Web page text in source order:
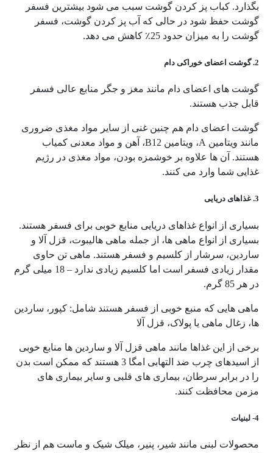
بگذارد. کباب پز کردن گوشت سبب می شود بیشترین فسفر
گوشت حفظ شود در حالی که آب پز کردن گوشت، فسفر
گوشت را به میزان حدود 25٪ کاهش می دهد.
2. گوشت اعضای خوراکی دام
گوشت های اعضای دام مانند مغز و جگر منابع عالی فسفر
قابل جذب هستند.
گوشت اعضای دام هم چنین غنی از سایر مواد مغذی ضروری
مانند ویتامین A، ویتامین B12، آهن و مواد معدنی کمیاب
هستند. آن ها علاوه بر خوشمزه بودن، مواد مغذی در رژیم
غذایی شما وارد می کنند.
3. غذاهای دریایی
بسیاری از انواع غذاهای دریایی منابع خوبی برای فسفر هستند.
بسیاری از انواع ماهی ها، از جمله ماهی هالیبوت، قزل آلا و
ساردین، ​​سرشار از کلسیم و فسفر هستند. ماهی تن حاوی
مقدار زیادی فسفر است اما کلسیم زیادی ندارد – 18 میلی گرم
در هر 85 گرم.
ماهی هایی که منبع خوبی از فسفر هستند شامل: کپور، ساردین
ها، زغال ماهی یا پولاک، قزل آلا
برخی از این غذاها مانند ماهی قزل آلا و ساردین ها منابع خوبی
از اسیدهای چرب ضد التهابی امگا 3 هستند که ممکن است بدن
را در برابر سرطان، بیماری های قلبی و سایر بیماری های
مزمن محافظت کنند.
4- لبنیات
محصولات لبنی مانند شیر، پنیر، میلک شیک و ماست هم از نظر